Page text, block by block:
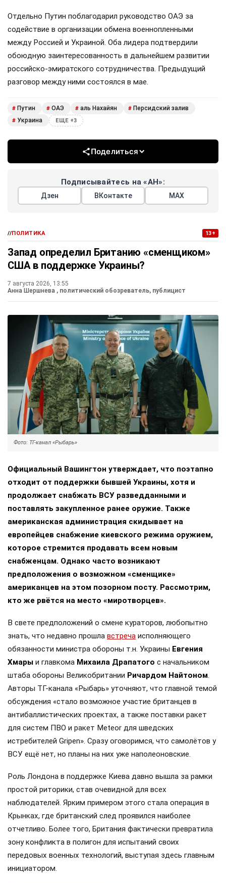
Отдельно Путин поблагодарил руководство ОАЭ за
содействие в организации обмена военнопленными
между Россией и Украиной. Оба лидера подтвердили
обоюдную заинтересованность в дальнейшем развитии
российско-эмиратского сотрудничества. Предыдущий
разговор между ними состоялся в мае.
# Путин # ОАЭ # аль Нахайян # Персидский залив
# Украина ЕЩЕ +3
Поделиться
Подписывайтесь на «АН»:
Дзен ВКонтакте МАХ
//ПОЛИТИКА 13+
Запад определил Британию «сменщиком»
США в поддержке Украины?
7 августа 2026, 13:55
Анна Шершнева , политический обозреватель, публицист
Фото: ТГ-канал «Рыбарь»
Официальный Вашингтон утверждает, что поэтапно
отходит от поддержки бывшей Украины, хотя и
продолжает снабжать ВСУ разведданными и
поставлять закупленное ранее оружие. Также
американская администрация скидывает на
европейцев снабжение киевского режима оружием,
которое стремится продавать всем новым
снабженцам. Однако часто возникают
предположения о возможном «сменщике»
американцев на этом позорном посту. Рассмотрим,
кто же рвётся на место «миротворцев».
В свете предположений о смене кураторов, любопытно
знать, что недавно прошла встреча исполняющего
обязанности министра обороны т.н. Украины Евгения
Хмары и главкома Михаила Драпатого с начальником
штаба обороны Великобритании Ричардом Найтоном.
Авторы ТГ-канала «Рыбарь» уточняют, что главной темой
обсуждения «стало возможное участие британцев в
антибаллистических проектах, а также поставки ракет
для систем ПВО и ракет Meteor для шведских
истребителей Gripen». Сразу оговоримся, что самолётов у
ВСУ ещё нет, но планы на них уже наполеоновские.
Роль Лондона в поддержке Киева давно вышла за рамки
простой риторики, став очевидной для всех
наблюдателей. Ярким примером этого стала операция в
Крынках, где британский след проявился наиболее
отчетливо. Более того, Британия фактически превратила
зону конфликта в полигон для испытаний своих
передовых военных технологий, выступая здесь главным
инициатором.